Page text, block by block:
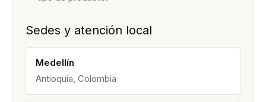
Sedes y atención local
Medellín
Antioquia, Colombia